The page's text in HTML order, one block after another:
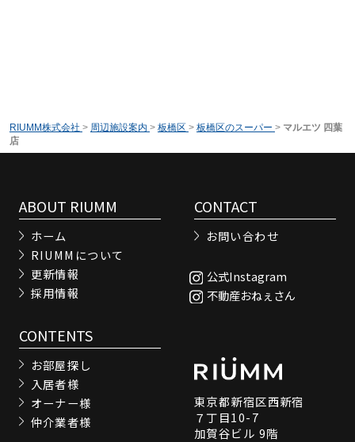
RIUMM株式会社 > 周辺施設案内 > 板橋区 > 板橋区のスーパー > マルエツ 四葉
店
ABOUT RIUMM
ホーム
RIUMMについて
更新情報
採用情報
CONTACT
お問い合わせ
公式Instagram
不動産おねぇさん
CONTENTS
お部屋探し
入居者様
オーナー様
仲介業者様
東京都新宿区西新宿
７丁目10-7
加賀谷ビル 9階